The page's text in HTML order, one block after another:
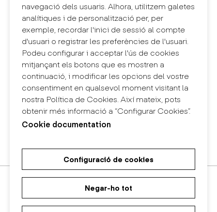
navegació dels usuaris. Alhora, utilitzem galetes
analítiques i de personalització per, per
exemple, recordar l'inici de sessió al compte
d'usuari o registrar les preferències de l'usuari.
Podeu configurar i acceptar l'ús de cookies
mitjançant els botons que es mostren a
continuació, i modificar les opcions del vostre
consentiment en qualsevol moment visitant la
nostra Política de Cookies. Així mateix, pots
obtenir més informació a “Configurar Cookies”.
Cookie documentation
Configuració de cookies
Negar-ho tot
Contacte
+34 932 030 923
info@eina.cat
Eina Sentmenat
Passeig Santa Eulàlia, 25
08017 Barcelona
+34 672 31 86 57
Eina Bosc
Carrer del Bosc, 2
+34 675 78 48 03